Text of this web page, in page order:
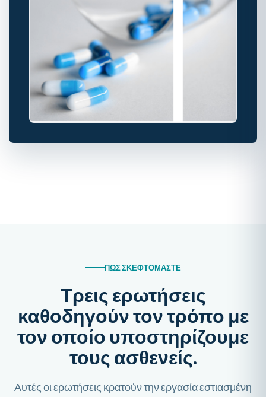
ΠΏΣ ΣΚΕΦΤΌΜΑΣΤΕ
Τρεις ερωτήσεις
καθοδηγούν τον τρόπο με
τον οποίο υποστηρίζουμε
τους ασθενείς.
Αυτές οι ερωτήσεις κρατούν την εργασία εστιασμένη